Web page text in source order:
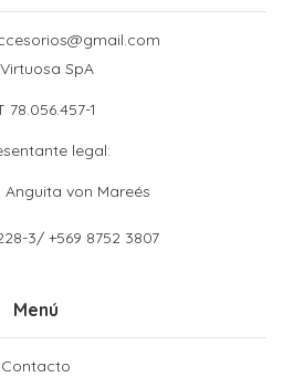
SpA
78.056.457-1
legal:
von Mareés
3/ +569 8752 3807
Menú
Contacto